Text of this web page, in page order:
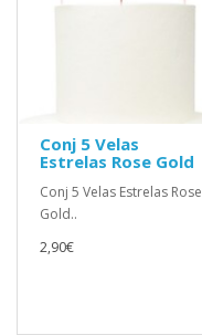
Conj 5 Velas
Estrelas Rose Gold
Conj 5 Velas Estrelas Rose
Gold..
2,90€